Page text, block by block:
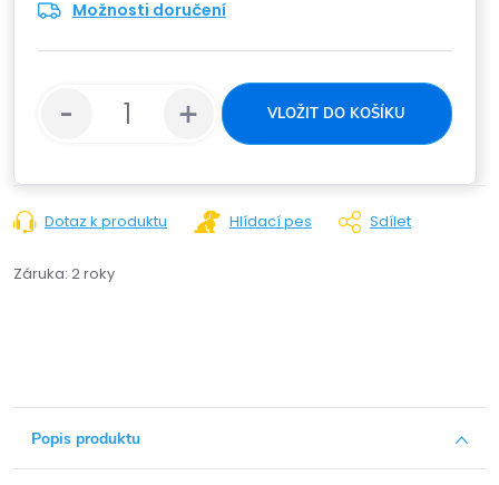
Možnosti doručení
cena:
VLOŽIT DO KOŠÍKU
Dotaz k produktu Hlídací pes Sdílet
Záruka: 2 roky
Popis produktu